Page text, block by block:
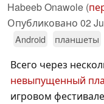
Habeeb Onawole (
Опубликовано 02
Android планшеты
Всего через
невыпущенный
игровом